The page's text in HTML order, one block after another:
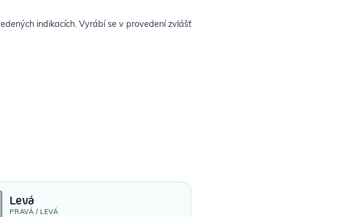
indikacích. Vyrábí se v provedení zvlášť
Levá
PRAVÁ / LEVÁ